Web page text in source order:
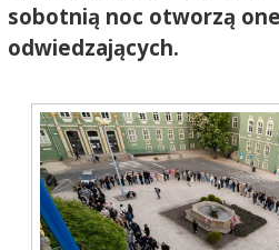
sobotnią noc otworzą
odwiedzających.